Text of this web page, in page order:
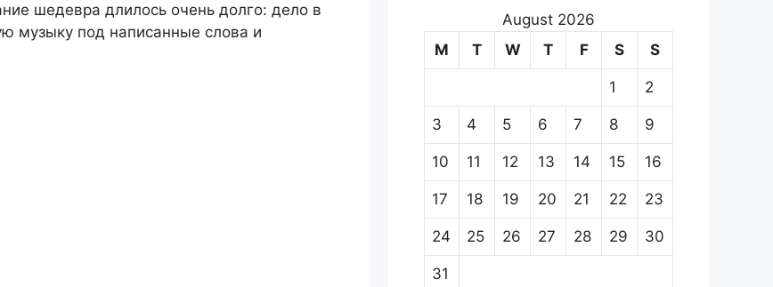
шедевра длилось очень долго: дело в
музыку под написанные слова и
August 2026
M
T W T F S S
1 2
3 4 5 6 7 8 9
10 11 12 13 14 15 16
17 18 19 20 21 22 23
24 25 26 27 28 29 30
31